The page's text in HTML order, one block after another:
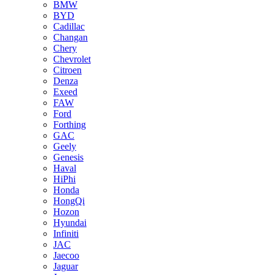
BMW
BYD
Cadillac
Changan
Chery
Chevrolet
Citroen
Denza
Exeed
FAW
Ford
Forthing
GAC
Geely
Genesis
Haval
HiPhi
Honda
HongQi
Hozon
Hyundai
Infiniti
JAC
Jaecoo
Jaguar